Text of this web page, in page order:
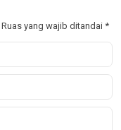
Ruas yang wajib ditandai *